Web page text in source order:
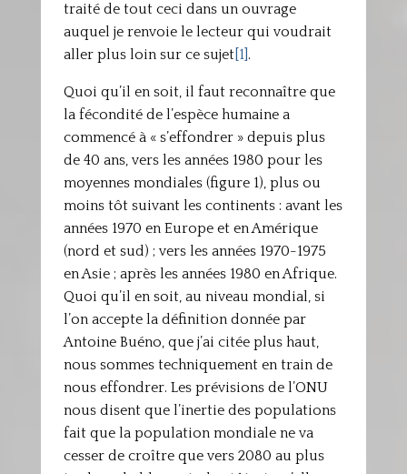
traité de tout ceci dans un ouvrage
auquel je renvoie le lecteur qui voudrait
aller plus loin sur ce sujet[1].
Quoi qu’il en soit, il faut reconnaître que
la fécondité de l’espèce humaine a
commencé à « s’effondrer » depuis plus
de 40 ans, vers les années 1980 pour les
moyennes mondiales (figure 1), plus ou
moins tôt suivant les continents : avant les
années 1970 en Europe et en Amérique
(nord et sud) ; vers les années 1970-1975
en Asie ; après les années 1980 en Afrique.
Quoi qu’il en soit, au niveau mondial, si
l’on accepte la définition donnée par
Antoine Buéno, que j’ai citée plus haut,
nous sommes techniquement en train de
nous effondrer. Les prévisions de l’ONU
nous disent que l’inertie des populations
fait que la population mondiale ne va
cesser de croître que vers 2080 au plus